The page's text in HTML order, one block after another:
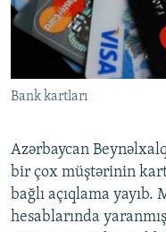
Bank kartları
Azərbaycan
bir çox müştərinin
bağlı açıqlama
hesablarında